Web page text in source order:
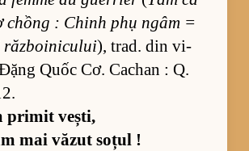
chồng : Chinh phụ ngâm =
răz­bo­i­ni­cu­lui), trad. din vi­
Quốc Cơ. Ca­chan : Q.
pri­mit vești,
mai vă­zut so­țul !